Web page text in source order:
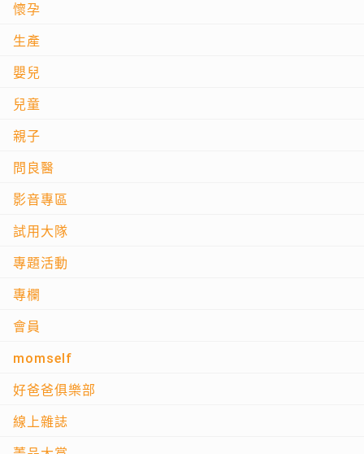
懷孕
生產
嬰兒
兒童
親子
問良醫
影音專區
試用大隊
專題活動
專欄
會員
momself
好爸爸俱樂部
線上雜誌